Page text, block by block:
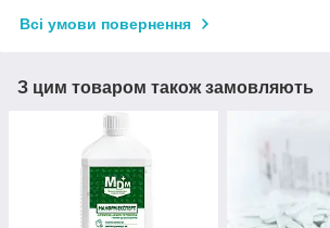
Всі умови повернення
З цим товаром також замовляють